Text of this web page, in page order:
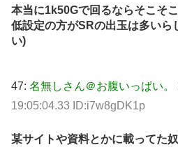
本当に1k50Gで回るならそこそ
低設定の方がSRの出玉は多いら
い)
47: 名無しさん＠お腹いっぱい。
19:05:04.33 ID:i7w8gDK1p
某サイトや資料とかに載ってた